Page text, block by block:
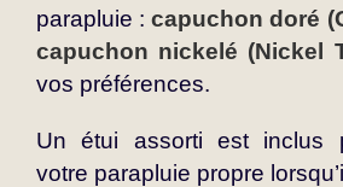
parapluie :capuchon doré
capuchon nickelé (Nickel
vos préférences.
Un étui assorti est inclus
votre parapluie propre